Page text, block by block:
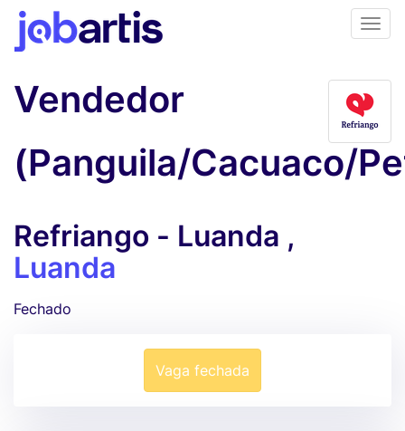
Vendedor
(Panguila/Cacuaco/
Refriango - Luanda ,
Luanda
Fechado
Vaga fechada